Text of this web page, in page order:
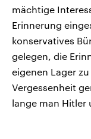
mächtige
Erinnerung
konservatives
gelegen, die
eigenen Lager
Vergessenheit
lange man